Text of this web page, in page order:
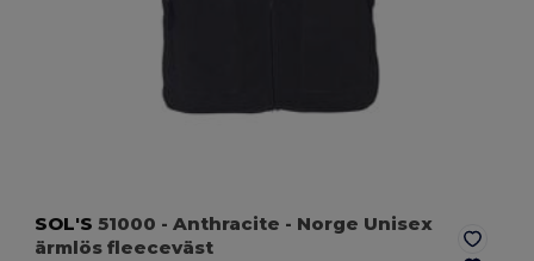
SOL'S 51000 - Anthracite - Norge Unisex
ärmlös fleeceväst